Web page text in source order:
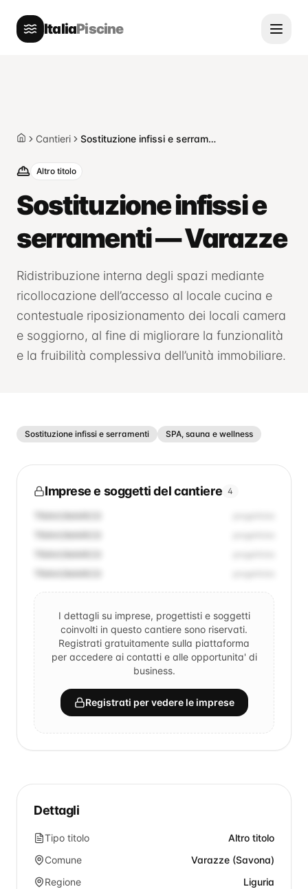
ItaliaPiscine
HomeCantieri Sostituzione infissi e serramenti — Varazze
Altro titolo
Sostituzione infissi e
serramenti — Varazze
Ridistribuzione interna degli spazi mediante
ricollocazione dell’accesso al locale cucina e
contestuale riposizionamento dei locali camera
e soggiorno, al fine di migliorare la funzionalità
e la fruibilità complessiva dell’unità immobiliare.
Sostituzione infissi e serramenti SPA, sauna e wellness
Imprese e soggetti del cantiere 4
TRAVI/MARCO
TRAVI/MARCO
TRAVI/MARCO
TRAVI/MARCO
I dettagli su imprese, progettisti e soggetti
coinvolti in questo cantiere sono riservati.
Registrati gratuitamente sulla piattaforma
per accedere ai contatti e alle opportunita' di
business.
Registrati per vedere le imprese
Dettagli
Tipo titolo
Altro titolo
Comune
Varazze (Savona)
Regione
Liguria